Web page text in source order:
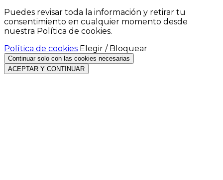
Puedes revisar toda la información y retirar tu
consentimiento en cualquier momento desde
nuestra Política de cookies.
Política de cookies Elegir / Bloquear
Continuar solo con las cookies necesarias
ACEPTAR Y CONTINUAR